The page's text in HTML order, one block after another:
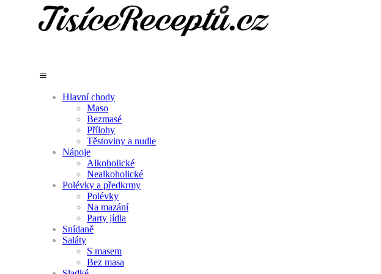
Hlavní chody
Maso
Bezmasé
Přílohy
Těstoviny a nudle
Nápoje
Alkoholické
Nealkoholické
Polévky a předkrmy
Polévky
Na mazání
Party jídla
Snídaně
Saláty
S masem
Bez masa